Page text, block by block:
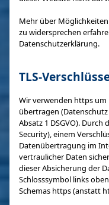
Mehr über
zu widersprechen
Datenschutzerklärung.
TLS-
Wir verwenden https
übertragen
Absatz 1 DSGVO). Durch
Security), einem
Datenübertragung im
vertraulicher Daten
dieser Absicherung der
Schlosssymbol links
Schemas https (anstatt